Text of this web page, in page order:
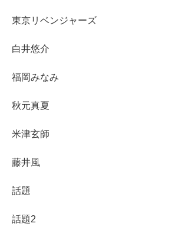
東京リベンジャーズ
白井悠介
福岡みなみ
秋元真夏
米津玄師
藤井風
話題
話題2